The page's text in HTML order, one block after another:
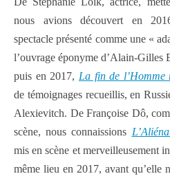
nous avions découvert en
spectacle présenté comme une «
l’ouvrage éponyme d’Alain-Gilles
puis en 2017, La fin de l’Homme
de témoignages recueillis, en
Alexievitch. De Françoise Dô,
scène, nous connaissions
mis en scène et merveilleusement
même lieu en 2017, avant qu’elle